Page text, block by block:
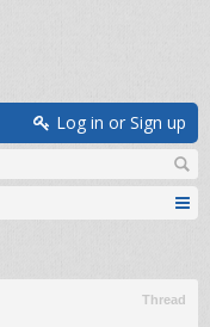
Log in or Sign up
Thread